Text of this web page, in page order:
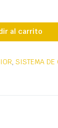
al carrito
,SISTEMA DE